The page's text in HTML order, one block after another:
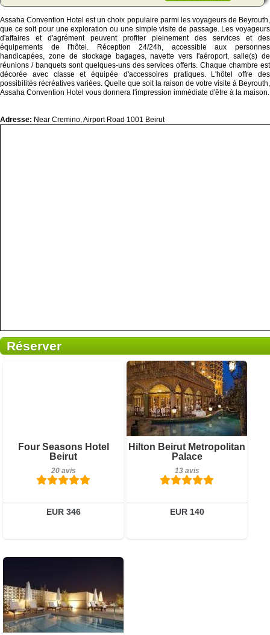
Assaha Convention Hotel est un choix populaire parmi les voyageurs de Beyrouth,
que ce soit pour une exploration ou une simple visite de passage. Les voyageurs
d'affaires et d'agrément peuvent profiter pleinement des services et des
équipements de l'hôtel. Réception 24/24h, accessible aux personnes
handicapées, zone de stockage bagages, navette vers l'aéroport, salle(s) de
réunions / banquets sont quelques-uns des services offerts. Chaque chambre est
décorée avec classe et équipée d'accessoires pratiques. L'hôtel offre des
possibilités récréatives variées. Quelle que soit la raison de votre visite à Beyrouth,
Assaha Convention Hotel vous donnera l'impression immédiate d'être à la maison.
Adresse: Near Cremino, Airport Road 1001 Beirut
Réserver
Four Seasons Hotel
Beirut
20 avis
EUR 346
Détails
Réserver
Hilton Beirut Metropolitan
Palace
13 avis
EUR 140
13 avis
Détails
Réserver